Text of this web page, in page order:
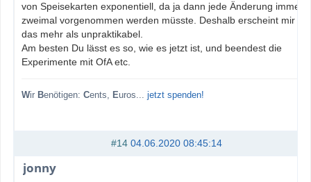
von Speisekarten exponentiell, da ja dann jede Änderung immer
zweimal vorgenommen werden müsste. Deshalb erscheint mir
das mehr als unpraktikabel.
Am besten Du lässt es so, wie es jetzt ist, und beendest die
Experimente mit OfA etc.
Wir Benötigen: Cents, Euros... jetzt spenden!
#14 04.06.2020 08:45:14
jonny